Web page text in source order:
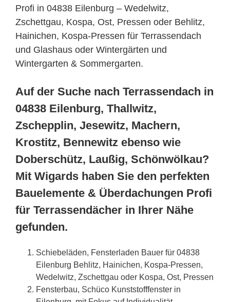
Profi in 04838 Eilenburg – Wedelwitz,
Zschettgau, Kospa, Ost, Pressen oder Behlitz,
Hainichen, Kospa-Pressen für Terrassendach
und Glashaus oder Wintergärten und
Wintergarten & Sommergarten.
Auf der Suche nach Terrassendach in
04838 Eilenburg, Thallwitz,
Zschepplin, Jesewitz, Machern,
Krostitz, Bennewitz ebenso wie
Doberschütz, Laußig, Schönwölkau?
Mit Wigards haben Sie den perfekten
Bauelemente & Überdachungen Profi
für Terrassendächer in Ihrer Nähe
gefunden.
Schiebeläden, Fensterladen Bauer für 04838
Eilenburg Behlitz, Hainichen, Kospa-Pressen,
Wedelwitz, Zschettgau oder Kospa, Ost, Pressen
Fensterbau, Schüco Kunststofffenster in